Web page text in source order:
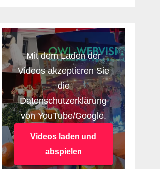
Mit dem Laden der
Videos akzeptieren Sie
die
Datenschutzerklärung
von YouTube/Google.
Videos laden und
abspielen